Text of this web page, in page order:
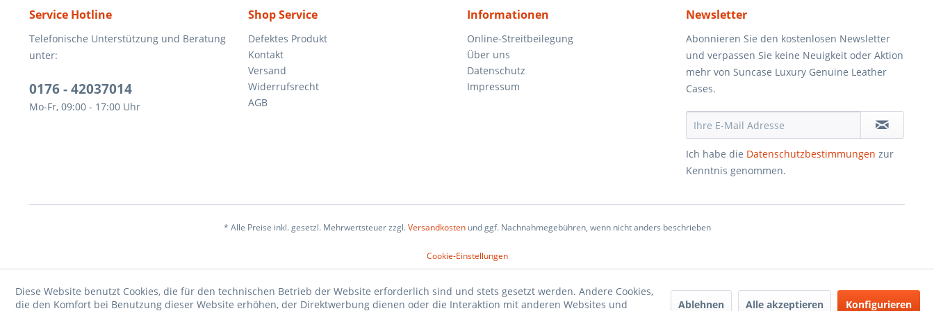
Service Hotline
Telefonische Unterstützung und Beratung
unter:
0176 - 42037014
Mo-Fr, 09:00 - 17:00 Uhr
Shop Service
Defektes Produkt
Kontakt
Versand
Widerrufsrecht
AGB
Informationen
Online-Streitbeilegung
Über uns
Datenschutz
Impressum
Newsletter
Abonnieren Sie den kostenlosen Newsletter
und verpassen Sie keine Neuigkeit oder Aktion
mehr von Suncase Luxury Genuine Leather
Cases.
Ich habe die Datenschutzbestimmungen zur
Kenntnis genommen.
* Alle Preise inkl. gesetzl. Mehrwertsteuer zzgl.Versandkostenund ggf. Nachnahmegebühren, wenn nicht anders beschrieben
Cookie-Einstellungen
Diese Website benutzt Cookies, die für den technischen Betrieb der Website erforderlich sind und stets gesetzt werden. Andere Cookies,
die den Komfort bei Benutzung dieser Website erhöhen, der Direktwerbung dienen oder die Interaktion mit anderen Websites und
Ablehnen Alle akzeptieren Konfigurieren